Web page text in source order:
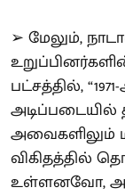
➢ மேலும்,
பட்சத்தில்,
அடிப்படையில்
அவைகளிலும்
விகிதத்தில்
உள்ளனவோ, அதே